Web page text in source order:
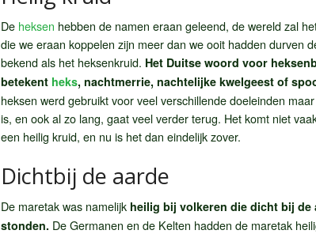
De heksen hebben de namen eraan geleend, de wereld zal
die we eraan koppelen zijn meer dan we ooit hadden durven
bekend als het heksenkruid. Het Duitse woord voor
betekent heks, nachtmerrie, nachtelijke kwelgeest of
heksen werd gebruikt voor veel verschillende doeleinden
is, en ook al zo lang, gaat veel verder terug. Het komt niet
een heilig kruid, en nu is het dan eindelijk zover.
Dichtbij de aarde
De maretak was namelijk heilig bij volkeren die dicht bij
stonden. De Germanen en de Kelten hadden de maretak